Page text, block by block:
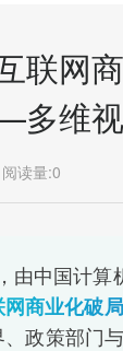
联网
维视
阅读量:0
由中国计算
商业化破
政策部门